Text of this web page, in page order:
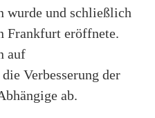
wurde und schließlich
Frankfurt eröffnete.
auf
Verbesserung der
ab.